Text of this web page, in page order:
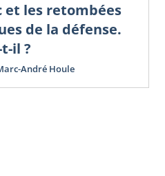
et les retombées
de la défense.
il ?
André Houle